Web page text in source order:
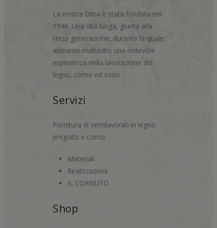
La nostra Ditta è stata fondata nel
1946. Una vita lunga, giunta alla
terza generazione, durante la quale
abbiamo maturato una notevole
esperienza nella lavorazione del
legno, corno ed osso.
Servizi
Fornitura di semilavorati in legno
pregiato e corno.
Materiali
Realizzazioni
IL CORNUTO
Shop